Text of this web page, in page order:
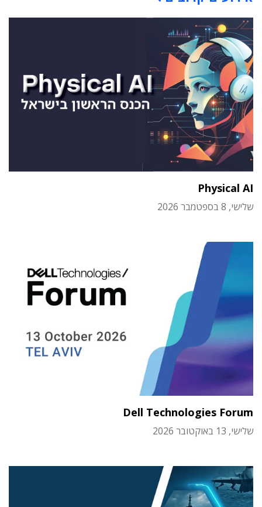
Physical AI
שלישי, 8 בספטמבר 2026
Dell Technologies Forum
שלישי, 13 באוקטובר 2026